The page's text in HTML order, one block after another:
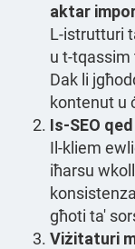
aktar
L-istrutturi
u t-tqassim
Dak li
kontenut u
Is-SEO
Il-kliem
iħarsu
għoti ta'
Viżitaturi